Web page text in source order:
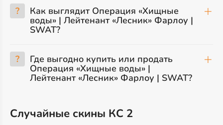
? Как выглядит Операция «Хищные
воды» | Лейтенант «Лесник» Фарлоу |
SWAT?
? Где выгодно купить или продать
Операция «Хищные воды» |
Лейтенант «Лесник» Фарлоу | SWAT?
Случайные скины КС 2